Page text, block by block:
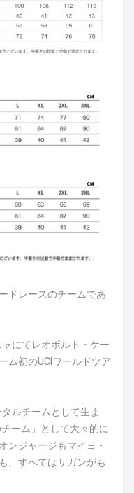
ドレースのチームであ
にてレオポルト・ケー
ム初のUCIワールドツア
ルチームとして生ま
ーム」として大々的に
ンジャージもマイヨ・
、すべてはサガンがも